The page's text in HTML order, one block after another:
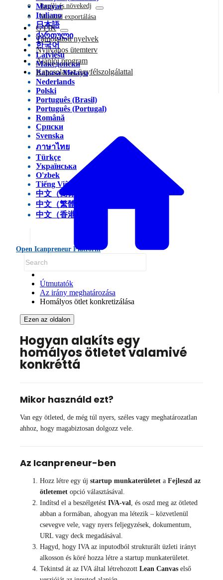
Magyar
Italiano
日本語
ქართული
한국어
Latviešu
Македонски
Bahasa Melayu
Nederlands
Polski
Português (Brasil)
Português (Portugal)
Română
Српски
Svenska
ภาษาไทย
Türkçe
Українська
O'zbek
Tiếng Việt
中文（简体）
中文（繁體）
中文（香港）
Open Icanpreneur Platform
Iterálj és növekedj
Munkád exportálása
GYIK
Támogatott nyelvek
Nyilvános ütemterv
Ajánlói program
Kapcsolat az ügyfélszolgálattal
Útmutatók
Az irány meghatározása
Homályos ötlet konkretizálása
Ezen az oldalon
Hogyan alakíts egy
homályos ötletet valamivé
konkréttá
Mikor használd ezt?
Van egy ötleted, de még túl nyers, széles vagy meghatározatlan
ahhoz, hogy magabiztosan dolgozz vele.
Az Icanpreneur-ben
Hozz létre egy új startup munkaterületet a Fejleszd az
ötletemet opció választásával.
Indítsd el a beszélgetést IVA-val
, és oszd meg az ötleted
abban a formában, ahogyan ma létezik – közvetlenül
csevegve vele, vagy nyers feljegyzések, dokumentum,
URL vagy deck megadásával.
Hagyd, hogy IVA az inputodból strukturált üzleti irányt
alkosson és köré hozza létre a startup munkaterületet.
Tekintsd át az IVA által létrehozott Lean Canvas első